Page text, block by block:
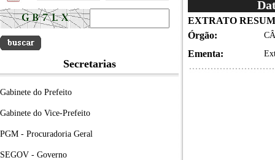
Secretarias
Gabinete do Prefeito
Gabinete do Vice-Prefeito
PGM - Procuradoria Geral
SEGOV - Governo
EXTRATO
Órgão:
Ementa: